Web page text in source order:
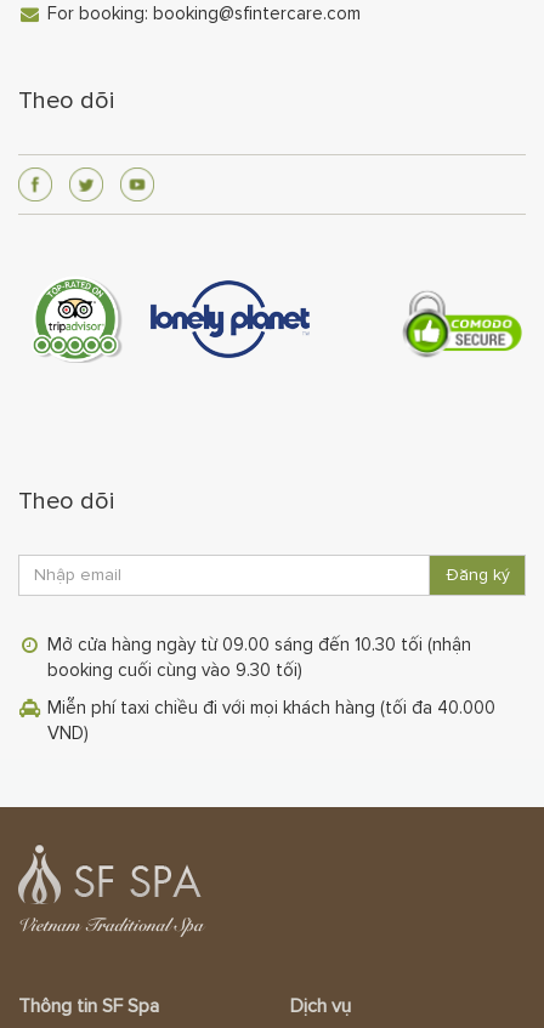
For booking: booking@sfintercare.com
Theo dõi
Theo dõi
Đăng ký
Mở cửa hàng ngày từ 09.00 sáng đến 10.30 tối (nhận
booking cuối cùng vào 9.30 tối)
Miễn phí taxi chiều đi với mọi khách hàng (tối đa 40.000
VND)
Thông tin SF Spa Dịch vụ